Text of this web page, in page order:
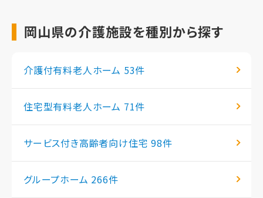
岡山県の介護施設を種別から探す
介護付有料老人ホーム 53件
住宅型有料老人ホーム 71件
サービス付き高齢者向け住宅98件
グループホーム 266件